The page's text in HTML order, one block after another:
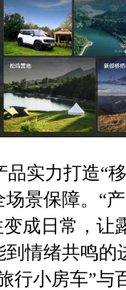
实力打造“
景保障。“
成日常，让
情绪共鸣的
行小房车”与